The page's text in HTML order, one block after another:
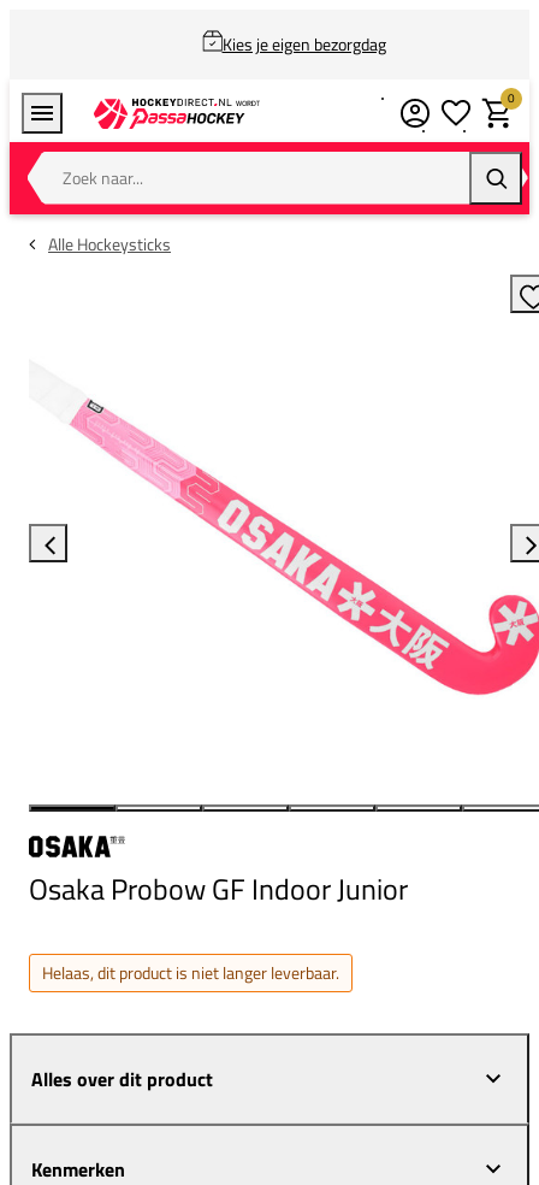
Kies je eigen bezorgdag
Zoek naar...
0
Alle Hockeysticks
Osaka Probow GF Indoor Junior
Helaas, dit product is niet langer leverbaar.
Alles over dit product
Kenmerken